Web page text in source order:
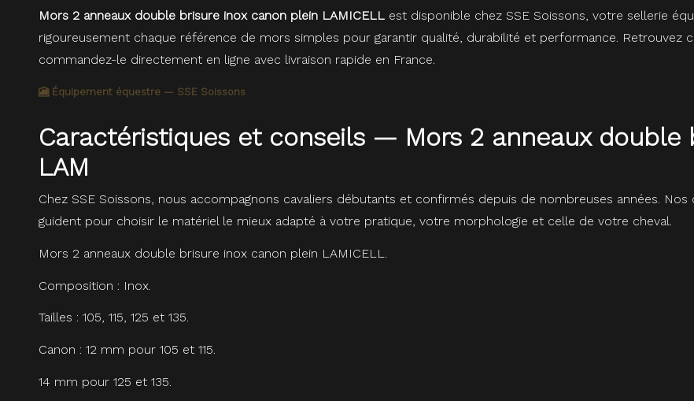
Mors 2 anneaux double brisure inox canon plein LAMICELL est disponible chez SSE Soissons, votre sellerie
rigoureusement chaque référence de mors simples pour garantir qualité, durabilité et performance. Retrouvez
commandez-le directement en ligne avec livraison rapide en France.
🎦 Équipement équestre — SSE Soissons
Caractéristiques et conseils — Mors 2 anneaux double
LAM
Chez SSE Soissons, nous accompagnons cavaliers débutants et confirmés depuis de nombreuses années.
guident pour choisir le matériel le mieux adapté à votre pratique, votre morphologie et celle de votre cheval.
Mors 2 anneaux double brisure inox canon plein LAMICELL.
Composition : Inox.
Tailles : 105, 115, 125 et 135.
Canon : 12 mm pour 105 et 115.
14 mm pour 125 et 135.